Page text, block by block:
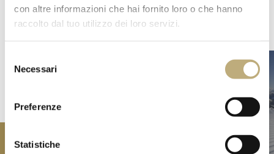
con altre informazioni che hai fornito loro o che hanno
raccolto dal tuo utilizzo dei loro servizi.
delNecessari
Preferenze
Statistiche
OFFERTE PER L'ATTIVITÀ FISICA IN ALTO